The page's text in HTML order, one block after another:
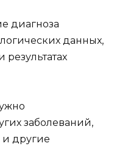
диагноза
данных,
заболеваний,
и другие